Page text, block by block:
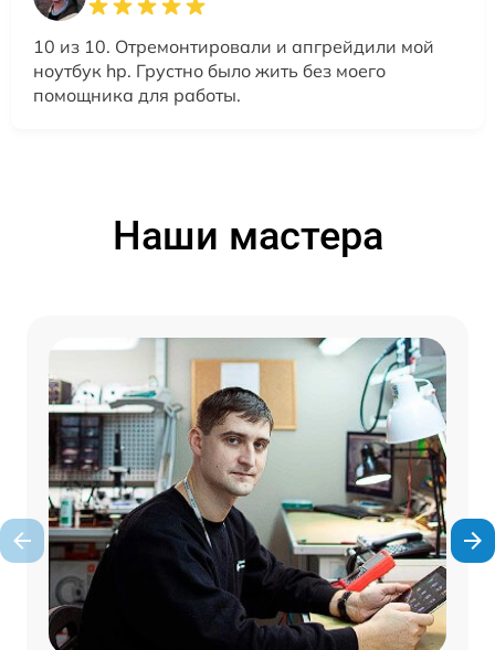
10 из 10. Отремонтировали и апгрейдили мой
ноутбук hp. Грустно было жить без моего
помощника для работы.
Наши мастера